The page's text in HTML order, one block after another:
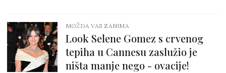
MOŽDA VAS ZANIMA
Look Selene Gomez s crvenog
tepiha u Cannesu zaslužio je
ništa manje nego - ovacije!